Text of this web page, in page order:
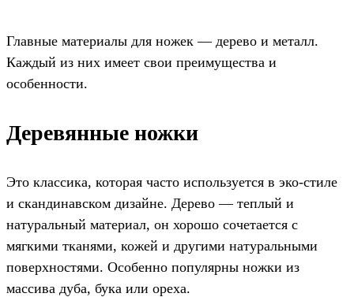
Главные материалы для ножек — дерево и металл.
Каждый из них имеет свои преимущества и
особенности.
Деревянные ножки
Это классика, которая часто используется в эко-стиле
и скандинавском дизайне. Дерево — теплый и
натуральный материал, он хорошо сочетается с
мягкими тканями, кожей и другими натуральными
поверхностями. Особенно популярны ножки из
массива дуба, бука или ореха.